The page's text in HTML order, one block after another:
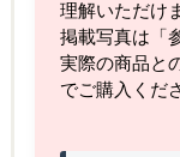
理解いただけ
掲載写真は「
実際の商品と
でご購入くだ